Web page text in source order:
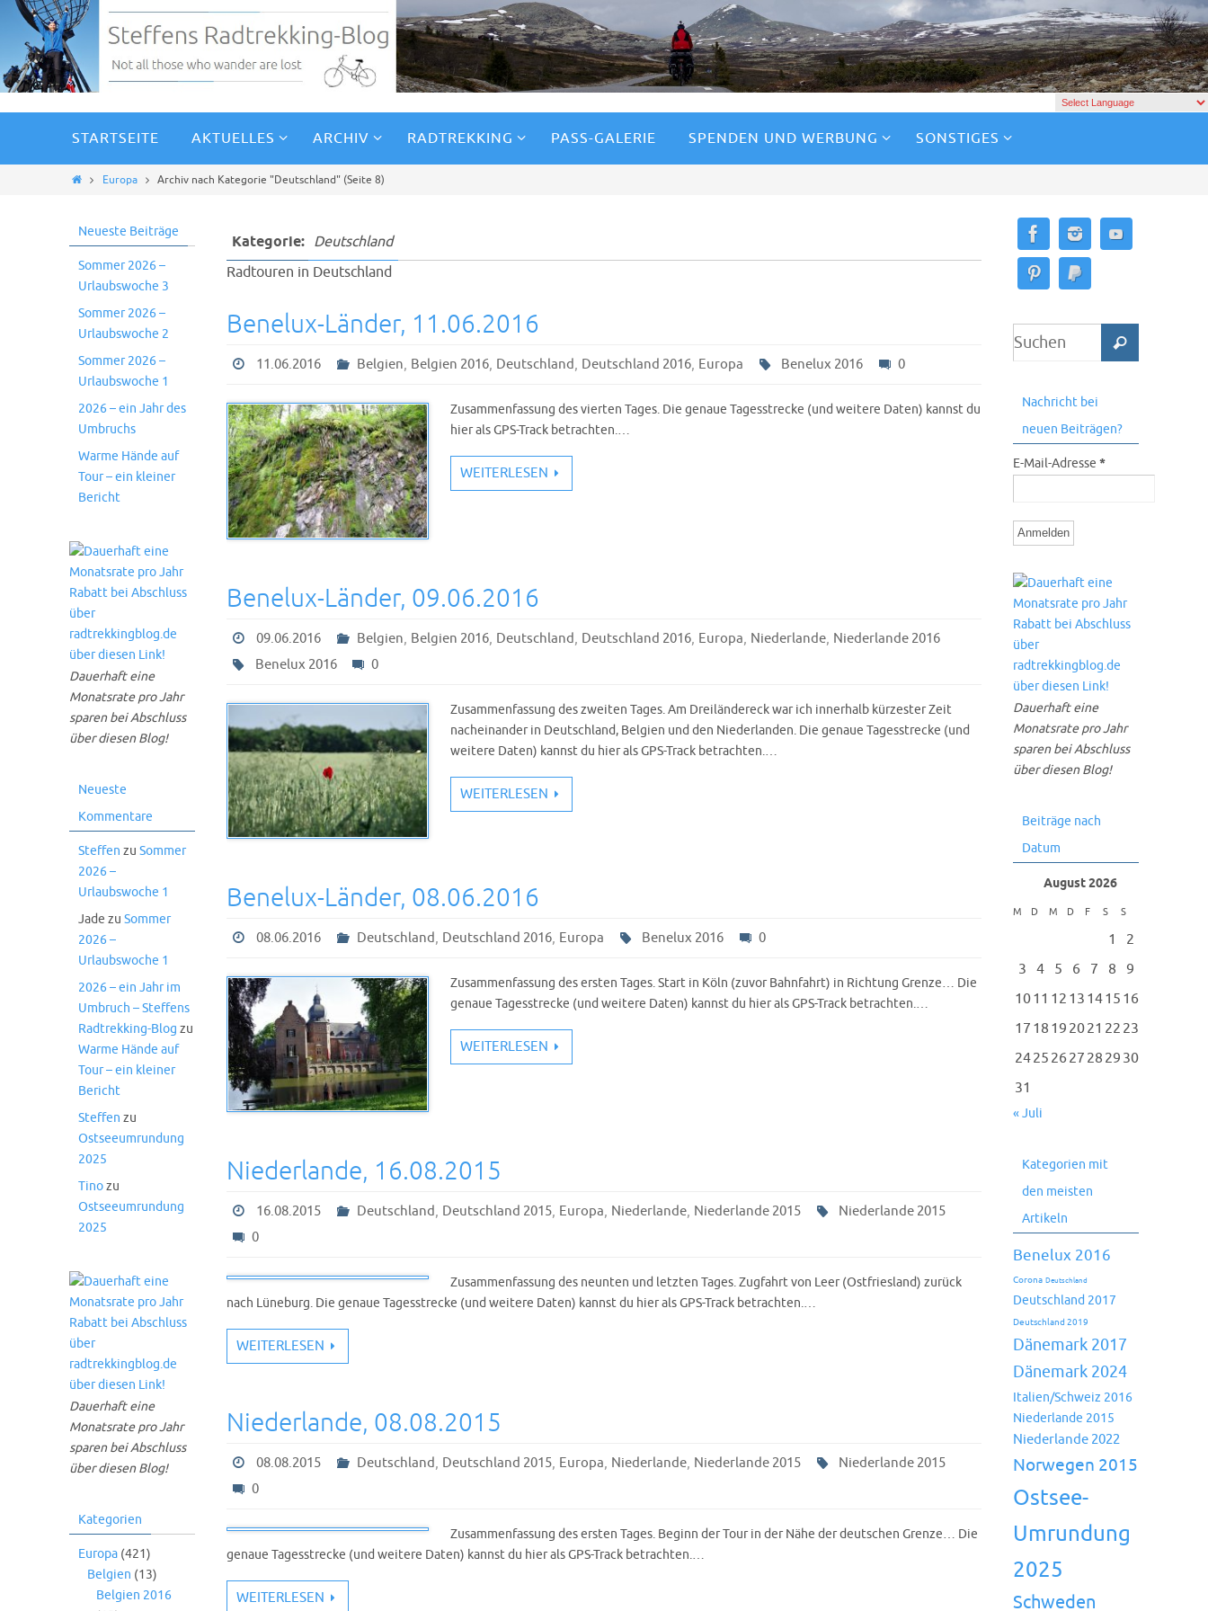
STARTSEITE AKTUELLES ARCHIV RADTREKKING PASS-GALERIE SPENDEN UND WERBUNG SONSTIGES
Europa Archiv nach Kategorie "Deutschland" (Seite 8)
Kategorie: Deutschland
Radtouren in Deutschland
Benelux-Länder, 11.06.2016
11.06.2016 Belgien, Belgien 2016, Deutschland, Deutschland 2016, Europa Benelux 2016 0
Zusammenfassung des vierten Tages. Die genaue Tagesstrecke (und weitere Daten) kannst du
hier als GPS-Track betrachten.…
WEITERLESEN
Benelux-Länder, 09.06.2016
09.06.2016 Belgien, Belgien 2016, Deutschland, Deutschland 2016, Europa, Niederlande, Niederlande 2016
Benelux 2016
0
Zusammenfassung des zweiten Tages. Am Dreiländereck war ich innerhalb kürzester Zeit
nacheinander in Deutschland, Belgien und den Niederlanden. Die genaue Tagesstrecke (und
weitere Daten) kannst du hier als GPS-Track betrachten.…
WEITERLESEN
Benelux-Länder, 08.06.2016
08.06.2016 Deutschland, Deutschland 2016, Europa Benelux 2016 0
Zusammenfassung des ersten Tages. Start in Köln (zuvor Bahnfahrt) in Richtung Grenze… Die
genaue Tagesstrecke (und weitere Daten) kannst du hier als GPS-Track betrachten.…
WEITERLESEN
Niederlande, 16.08.2015
16.08.2015 Deutschland, Deutschland 2015, Europa, Niederlande, Niederlande 2015
Niederlande 2015
0
Zusammenfassung des neunten und letzten Tages. Zugfahrt von Leer (Ostfriesland) zurück
nach Lüneburg. Die genaue Tagesstrecke (und weitere Daten) kannst du hier als GPS-Track betrachten.…
WEITERLESEN
Niederlande, 08.08.2015
08.08.2015 Deutschland, Deutschland 2015, Europa, Niederlande, Niederlande 2015
Niederlande 2015
0
Zusammenfassung des ersten Tages. Beginn der Tour in der Nähe der deutschen Grenze… Die
genaue Tagesstrecke (und weitere Daten) kannst du hier als GPS-Track betrachten.…
WEITERLESEN
Neueste Beiträge
Sommer 2026 –
Urlaubswoche 3
Sommer 2026 –
Urlaubswoche 2
Sommer 2026 –
Urlaubswoche 1
2026 – ein Jahr des
Umbruchs
Warme Hände auf
Tour – ein kleiner
Bericht
Dauerhaft eine
Monatsrate pro Jahr
sparen bei Abschluss
über diesen Blog!
Neueste
Kommentare
Steffen zu Sommer
2026 –
Urlaubswoche 1
Jade zu Sommer
2026 –
Urlaubswoche 1
2026 – ein Jahr im
Umbruch – Steffens
Radtrekking-Blog zu
Warme Hände auf
Tour – ein kleiner
Bericht
Steffen zu
Ostseeumrundung
2025
Tinozu
Ostseeumrundung
2025
Dauerhaft eine
Monatsrate pro Jahr
sparen bei Abschluss
über diesen Blog!
Kategorien
Europa (421)
Belgien (13)
Belgien 2016
Nachricht bei
neuen Beiträgen?
E-Mail-Adresse *
Dauerhaft eine
Monatsrate pro Jahr
sparen bei Abschluss
über diesen Blog!
Beiträge nach
Datum
August 2026
M D M D F S S
1
2
3 4 5 6 7 8 9
1011 12 13 1415 16
17 18 19 2021 22 23
2425 2627 28 29 30
31
« Juli
Kategorien mit
den meisten
Artikeln
Benelux 2016
Corona Deutschland
Deutschland 2017
Deutschland 2019
Dänemark 2017
Dänemark 2024
Italien/Schweiz 2016
Niederlande 2015
Niederlande 2022
Norwegen 2015
Ostsee-
Umrundung
2025
Schweden